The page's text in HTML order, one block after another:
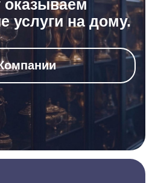
оказываем
услуги на дому.